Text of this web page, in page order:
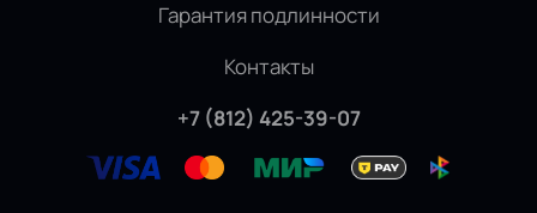
Гарантия подлинности
Контакты
+7 (812) 425-39-07